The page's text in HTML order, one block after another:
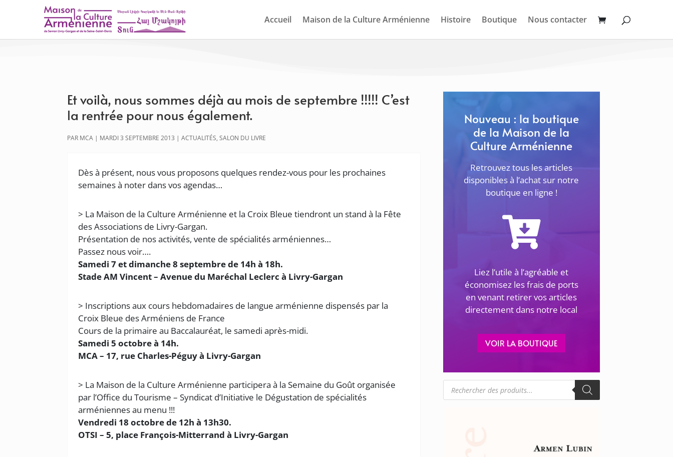
Accueil Maison de la Culture Arménienne Histoire Boutique Nous contacter
Et voilà, nous sommes déjà au mois de septembre !!!!! C’est
la rentrée pour nous également.
PAR MCA | MARDI 3 SEPTEMBRE 2013 |ACTUALITÉS,SALON DU LIVRE
Dès à présent, nous vous proposons quelques rendez-vous pour les prochaines
semaines à noter dans vos agendas…
> La Maison de la Culture Arménienne et la Croix Bleue tiendront un stand à la Fête
des Associations de Livry-Gargan.
Présentation de nos activités, vente de spécialités arméniennes…
Passez nous voir….
Samedi 7 et dimanche 8 septembre de 14h à 18h.
Stade AM Vincent – Avenue du Maréchal Leclerc à Livry-Gargan
> Inscriptions aux cours hebdomadaires de langue arménienne dispensés par la
Croix Bleue des Arméniens de France
Cours de la primaire au Baccalauréat, le samedi après-midi.
Samedi 5 octobre à 14h.
MCA – 17, rue Charles-Péguy à Livry-Gargan
> La Maison de la Culture Arménienne participera à la Semaine du Goût organisée
par l’Office du Tourisme – Syndicat d’Initiative le Dégustation de spécialités
arméniennes au menu !!!
Vendredi 18 octobre de 12h à 13h30.
OTSI – 5, place François-Mitterrand à Livry-Gargan
Nouveau : la boutique
de la Maison de la
Culture Arménienne
Retrouvez tous les articles
disponibles à l’achat sur notre
boutique en ligne !
Liez l’utile à l’agréable et
économisez les frais de ports
en venant retirer vos articles
directement dans notre local
VOIR LA BOUTIQUE
Recherche
de
produits